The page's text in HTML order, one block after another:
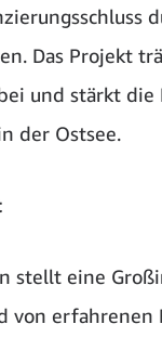
Das Projekt
und stärkt
der Ostsee.
stellt eine
von